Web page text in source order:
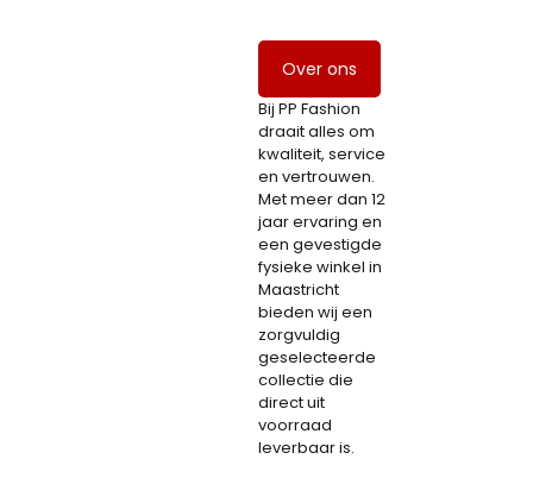
Over ons
Bij PP Fashion
draait alles om
kwaliteit, service
en vertrouwen.
Met meer dan 12
jaar ervaring en
een gevestigde
fysieke winkel in
Maastricht
bieden wij een
zorgvuldig
geselecteerde
collectie die
direct uit
voorraad
leverbaar is.